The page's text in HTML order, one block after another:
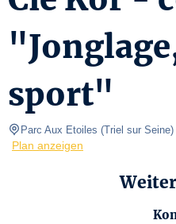
sport"
Parc Aux Etoiles (Triel sur Seine)
Plan anzeigen